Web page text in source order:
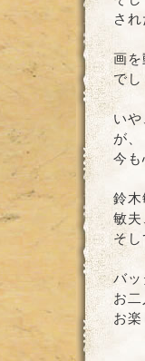
さ
画
でし
い
が、
今
鈴
敏夫
そ
バ
お
お楽